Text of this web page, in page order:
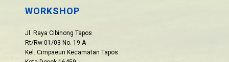
WORKSHOP
Jl. Raya Cibinong Tapos
Rt/Rw 01/03 No. 19 A
Kel. Cimpaeun Kecamatan Tapos